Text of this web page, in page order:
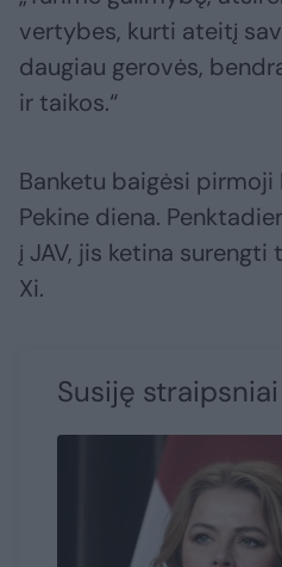
vertybes, kurti ateitį
daugiau gerovės,
ir taikos.“
Banketu baigėsi pirmoji
Pekine diena.
į JAV, jis ketina
Xi.
Susiję straipsniai